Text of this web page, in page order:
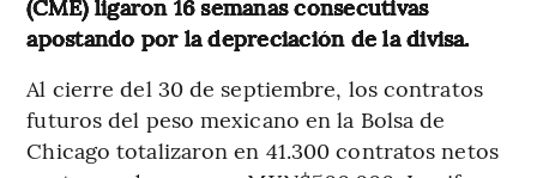
(CME) ligaron 16 semanas consecutivas
apostando por la depreciación de la divisa.
Al cierre del 30 de septiembre, los contratos
futuros del peso mexicano en la Bolsa de
Chicago totalizaron en 41.300 contratos netos